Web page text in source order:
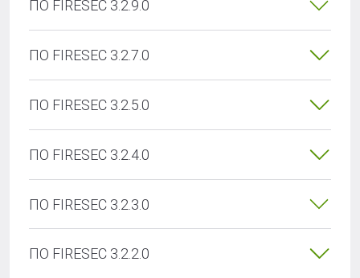
ПО FIRESEC 3.2.9.0
ПО FIRESEC 3.2.7.0
ПО FIRESEC 3.2.5.0
ПО FIRESEC 3.2.4.0
ПО FIRESEC 3.2.3.0
ПО FIRESEC 3.2.2.0